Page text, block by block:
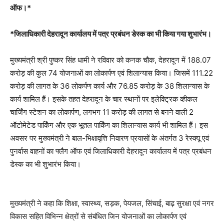
ऑफ।*
*जिलाधिकारी देहरादून कार्यालय में पत्र प्रबंधन डेस्क का भी किया गया शुभारंभ।
मुख्यमंत्री श्री पुष्कर सिंह धामी ने रविवार को कनक चौक, देहरादून में 188.07
करोड़ की कुल 74 योजनाओं का लोकार्पण एवं शिलान्यास किया। जिसमें 111.22
करोड़ की लागत के 36 लोकर्पण कार्य और 76.85 करोड़ के 38 शिलान्यास के
कार्य शामिल हैं। इसके तहत देहरादून के चार स्थानों पर इलेक्ट्रिक व्हीकल
चार्जिंग स्टेशन का लोकार्पण, लगभग 11 करोड़ की लागत से बनने वाली 2
ऑटोमेटेड पार्किंग और एक भूतल पार्किंग का शिलान्यास कार्य भी शामिल हैं। इस
अवसर पर मुख्यमंत्री ने बाल-भिक्षावृत्ति निवारण प्रयासों के अंतर्गत 3 रेस्क्यू एवं
पुनर्वास वाहनों का फ्लैग ऑफ एवं जिलाधिकारी देहरादून कार्यालय में पत्र प्रबंधन
डेस्क का भी शुभारंभ किया।
मुख्यमंत्री ने कहा कि शिक्षा, स्वास्थ्य, सड़क, पेयजल, सिंचाई, बाढ़ सुरक्षा एवं नगर
विकास सहित विभिन्न क्षेत्रों से संबंधित जिन योजनाओं का लोकार्पण एवं